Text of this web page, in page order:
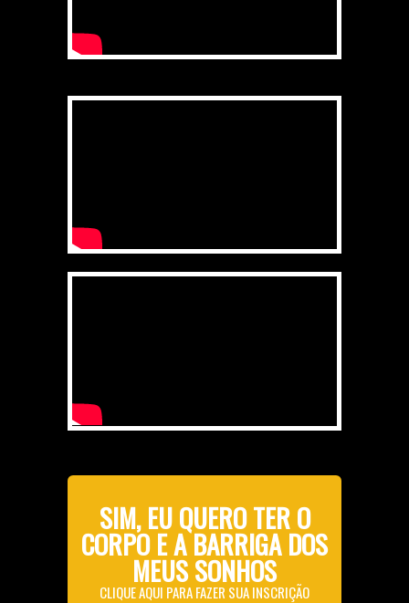
SIM, EU QUERO TER O
CORPO E A BARRIGA DOS
MEUS SONHOS
CLIQUE AQUI PARA FAZER SUA INSCRIÇÃO